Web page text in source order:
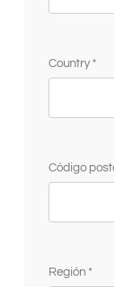
Country *
Código
Región *